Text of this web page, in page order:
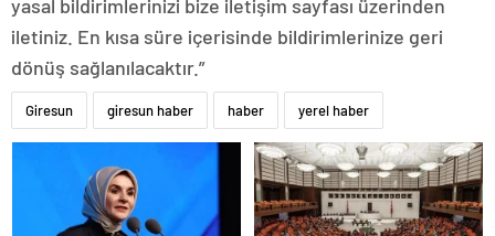
yasal bildirimlerinizi bize iletişim sayfası üzerinden
iletiniz. En kısa süre içerisinde bildirimlerinize geri
dönüş sağlanılacaktır.”
Giresun giresun haber haber yerel haber